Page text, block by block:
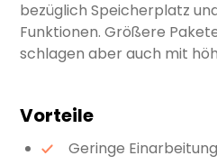
bezüglich Speicherplatz
Funktionen. Größere
schlagen aber auch mit
Vorteile
Geringe